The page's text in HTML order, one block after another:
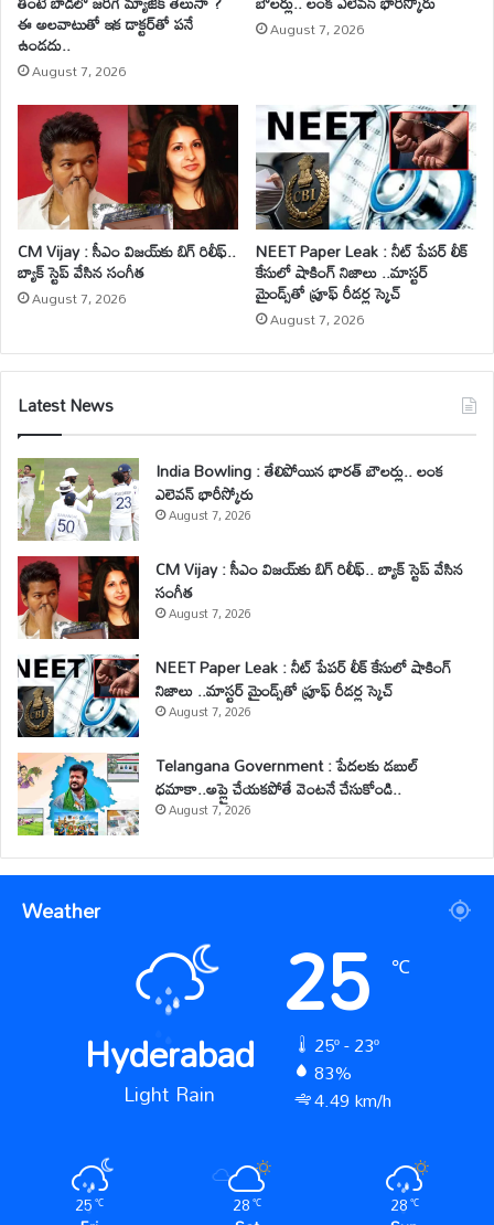
ఈ అలవాటుతో ఇక డాక్టర్‌తో పనే
ఉండదు..
August 7, 2026
August 7, 2026
CM Vijay : సీఎం విజయ్‌కు బిగ్ రిలీఫ్..
బ్యాక్ స్టెప్ వేసిన సంగీత
August 7, 2026
NEET Paper Leak : నీట్ పేపర్ లీక్
కేసులో షాకింగ్ నిజాలు ..మాస్టర్
మైండ్స్‌తో ప్రూఫ్ రీడర్ల స్కెచ్
August 7, 2026
Latest News
India Bowling : తేలిపోయిన భారత్ బౌలర్లు.. లంక
ఎలెవన్ భారీస్కోరు
August 7, 2026
CM Vijay : సీఎం విజయ్‌కు బిగ్ రిలీఫ్.. బ్యాక్ స్టెప్ వేసిన
సంగీత
August 7, 2026
NEET Paper Leak : నీట్ పేపర్ లీక్ కేసులో షాకింగ్
నిజాలు ..మాస్టర్ మైండ్స్‌తో ప్రూఫ్ రీడర్ల స్కెచ్
August 7, 2026
Telangana Government : పేదలకు డబుల్
ధమాకా..అప్లై చేయకపోతే వెంటనే చేసుకోండి..
August 7, 2026
Weather
Hyderabad
Light Rain
25 ℃
25º - 23º
83%
4.49 km/h
25℃ 28℃ 28℃